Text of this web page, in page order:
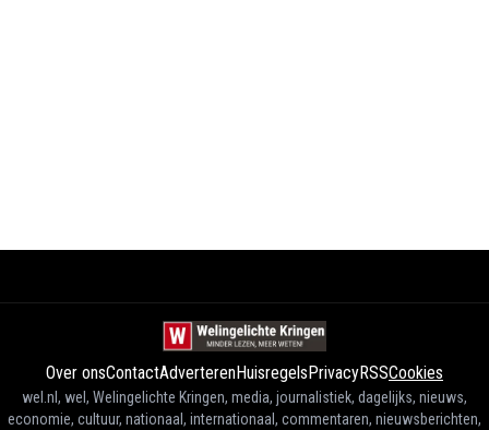
Over onsContactAdverterenHuisregels PrivacyRSSCookies
wel.nl, wel, Welingelichte Kringen, media, journalistiek, dagelijks, nieuws,
economie, cultuur, nationaal, internationaal, commentaren, nieuwsberichten,